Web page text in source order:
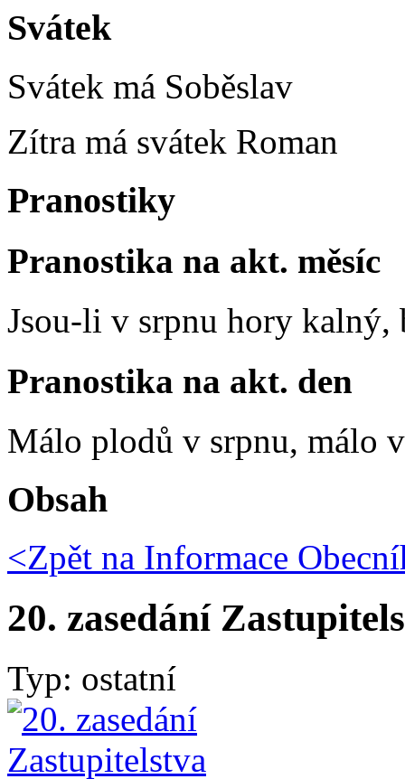
Svátek
Svátek má Soběslav
Zítra má svátek Roman
Pranostiky
Pranostika na akt. měsíc
Jsou-li v srpnu hory
Pranostika na akt. den
Málo plodů v srpnu, málo
Obsah
<Zpět na Informace
20. zasedání
Typ: ostatní